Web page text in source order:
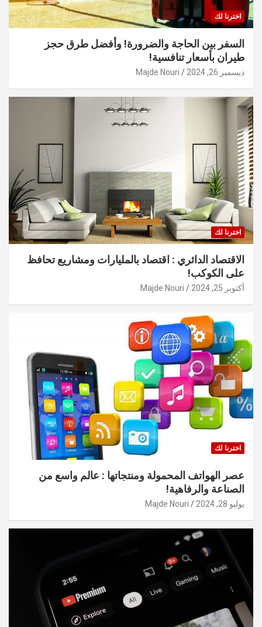
اخترنا لك
السفر بين الحاجة والضرورة! وأفضل طرق حجز
طيران بأسعار تنافسية!
ديسمبر 26, 2024 Majde Nouri
اخترنا لك
الاقتصاد الدائري : اقتصاد بالمليارات ومشاريع تحافظ
على الكوكب!
أكتوبر 25, 2024 Majde Nouri
اخترنا لك
عصر الهواتف المحمولة ومنتجاتها : عالم واسع من
الصناعة والرفاهية!
يوليو 28, 2024 Majde Nouri